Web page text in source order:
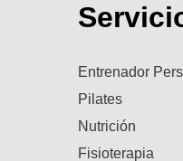
Entrenador
Pilates
Nutrición
Fisioterapia